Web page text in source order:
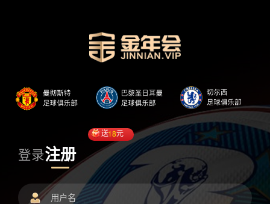
登录注册
送18元